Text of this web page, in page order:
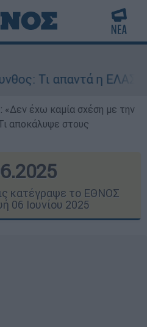
η ΕΛΑΣ για τους 8
«Δεν έχω καμία σχέση με την
αποκάλυψε στους
κατέγραψε το ΕΘΝΟΣ
06 Ιουνίου 2025